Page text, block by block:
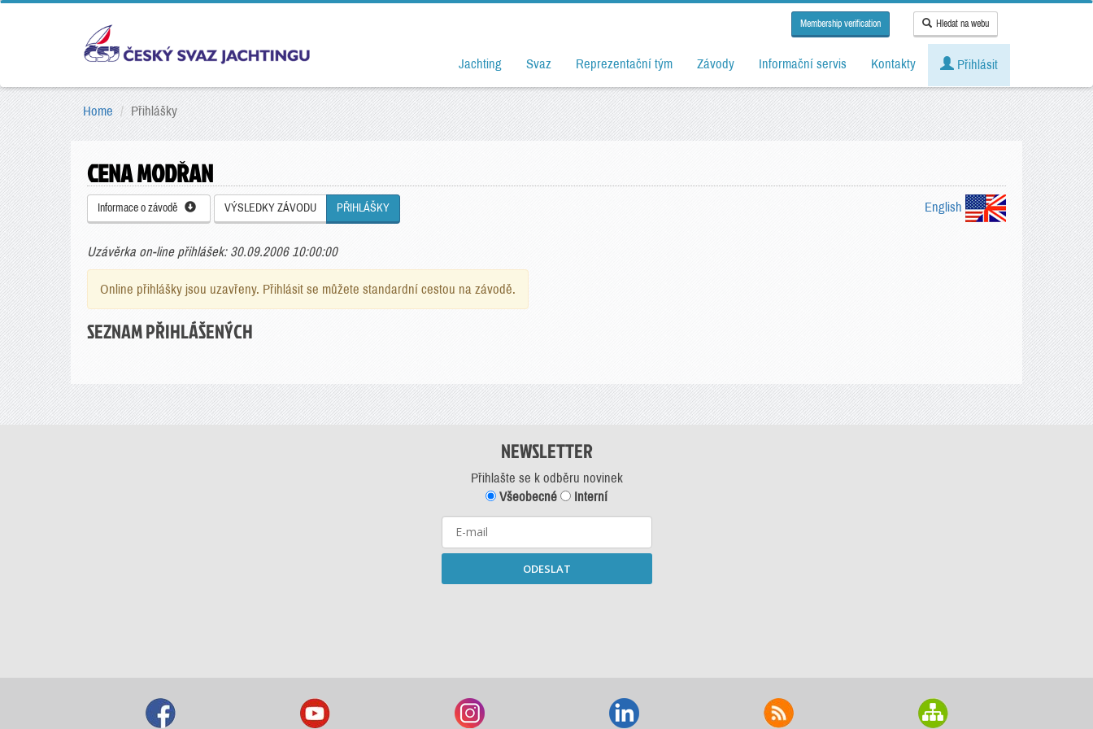
Membership verification Hledat na webu
Jachting Svaz Reprezentační tým Závody Informační servis Kontakty Přihlásit
Home Přihlášky
CENA MODŘAN
Informace o závodě VÝSLEDKY ZÁVODU PŘIHLÁŠKY English
Uzávěrka on-line přihlášek: 30.09.2006 10:00:00
Online přihlášky jsou uzavřeny. Přihlásit se můžete standardní cestou na závodě.
SEZNAM PŘIHLÁŠENÝCH
NEWSLETTER
Přihlašte se k odběru novinek
Všeobecné
Interní
ODESLAT